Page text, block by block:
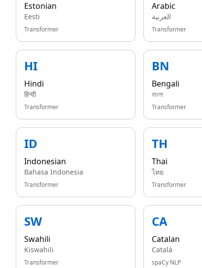
Estonian
Eesti
Transformer
Arabic
العربية
Transformer
HI
Hindi
हिन्दी
Transformer
BN
Bengali
বাংলা
Transformer
ID
Indonesian
Bahasa Indonesia
Transformer
TH
Thai
ไทย
Transformer
SW
Swahili
Kiswahili
Transformer
CA
Catalan
Català
spaCy NLP